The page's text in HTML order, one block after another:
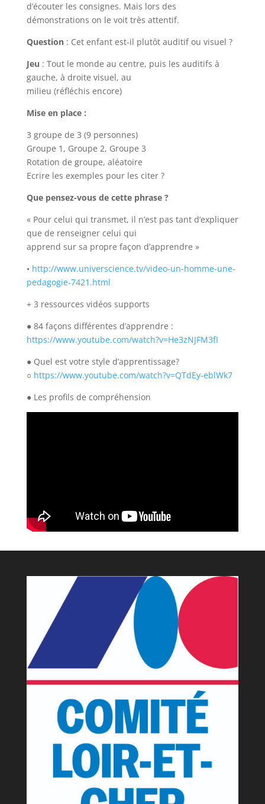
d’écouter les consignes. Mais lors des
démonstrations on le voit très attentif.
Question: Cet enfant est-il plutôt auditif ou visuel ?
Jeu : Tout le monde au centre, puis les auditifs à
gauche, à droite visuel, au
milieu (réfléchis encore)
Mise en place :
3 groupe de 3 (9 personnes)
Groupe 1, Groupe 2, Groupe 3
Rotation de groupe, aléatoire
Ecrire les exemples pour les citer ?
Que pensez-vous de cette phrase ?
« Pour celui qui transmet, il n’est pas tant d’expliquer
que de renseigner celui qui
apprend sur sa propre façon d’apprendre »
• http://www.universcience.tv/video-un-homme-une-
pedagogie-7421.html
+ 3 ressources vidéos supports
● 84 façons différentes d’apprendre :
https://www.youtube.com/watch?v=He3zNJFM3fI
● Quel est votre style d’apprentissage?
○ https://www.youtube.com/watch?v=QTdEy-eblWk7
● Les profils de compréhension